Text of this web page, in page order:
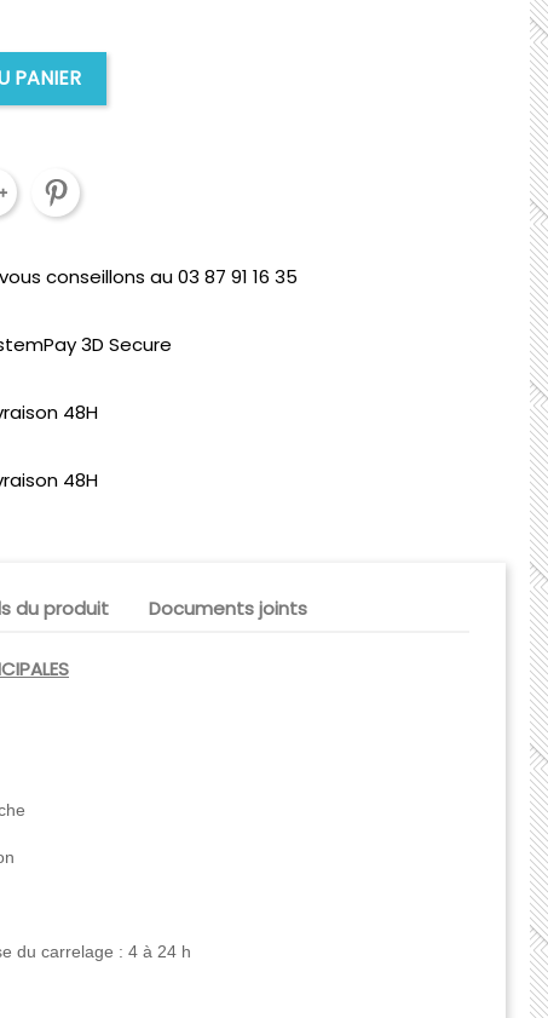
PANIER
conseillons au 03 87 91 16 35
3D Secure
48H
48H
du produit Documents joints
du carrelage : 4 à 24 h